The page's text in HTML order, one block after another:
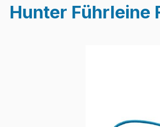
Hunter Führleine